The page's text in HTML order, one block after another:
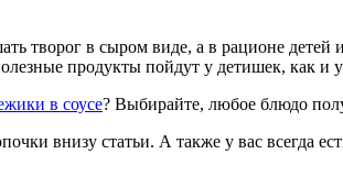
творог в сыром виде, а в рационе
продукты пойдут у детишек, как и
в соусе? Выбирайте, любое блюдо
внизу статьи. А также у вас всегда